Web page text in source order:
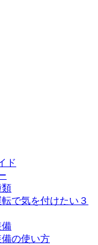
ド
類
で気を付けたい３
備
の使い方